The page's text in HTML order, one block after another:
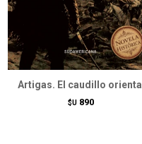
Artigas. El caudillo oriental
$U 890